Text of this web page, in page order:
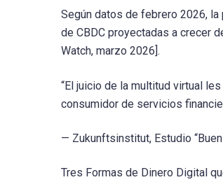
Según datos de febrero 2026,
de CBDC proyectadas a crecer
Watch, marzo 2026].
“El juicio de la multitud virtual
consumidor de servicios
— Zukunftsinstitut, Estudio
Tres Formas de Dinero Digital